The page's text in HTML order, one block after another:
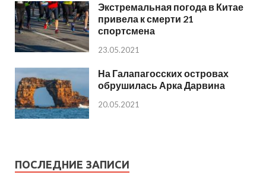
Экстремальная погода в Китае
привела к смерти 21
спортсмена
23.05.2021
На Галапагосских островах
обрушилась Арка Дарвина
20.05.2021
ПОСЛЕДНИЕ ЗАПИСИ